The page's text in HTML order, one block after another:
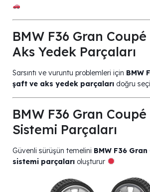
BMW F36 Gran
Aks Yedek Parçaları
Sarsıntı ve vuruntu problemleri için BMW
şaft ve aks yedek parçaları doğru
BMW F36 Gran Coupé
Sistemi Parçaları
Güvenli sürüşün temelini BMW F36
sistemi parçaları oluşturur